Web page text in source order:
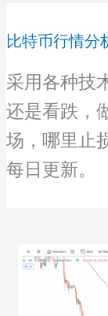
比特币行情分
采用各种技
还是看跌，
场，哪里止
每日更新。